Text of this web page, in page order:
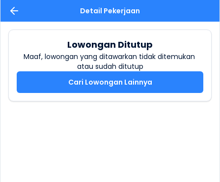
Detail Pekerjaan
Lowongan Ditutup
Maaf, lowongan yang ditawarkan tidak ditemukan
atau sudah ditutup
Cari Lowongan Lainnya